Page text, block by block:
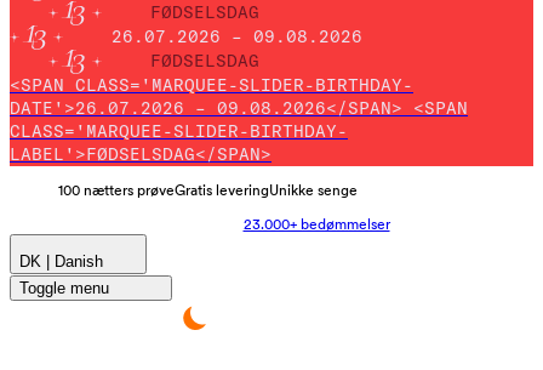
FØDSELSDAG
26.07.2026 – 09.08.2026
FØDSELSDAG
<SPAN CLASS='MARQUEE-SLIDER-BIRTHDAY-
DATE'>26.07.2026 – 09.08.2026</SPAN> <SPAN
CLASS='MARQUEE-SLIDER-BIRTHDAY-
LABEL'>FØDSELSDAG</SPAN>
100 nætters prøveGratis leveringUnikke senge
23.000+ bedømmelser
DK | Danish
Toggle menu